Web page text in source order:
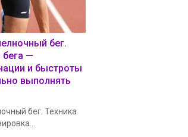
бег.
бега —
и быстроты
выполнять
бег. Техника